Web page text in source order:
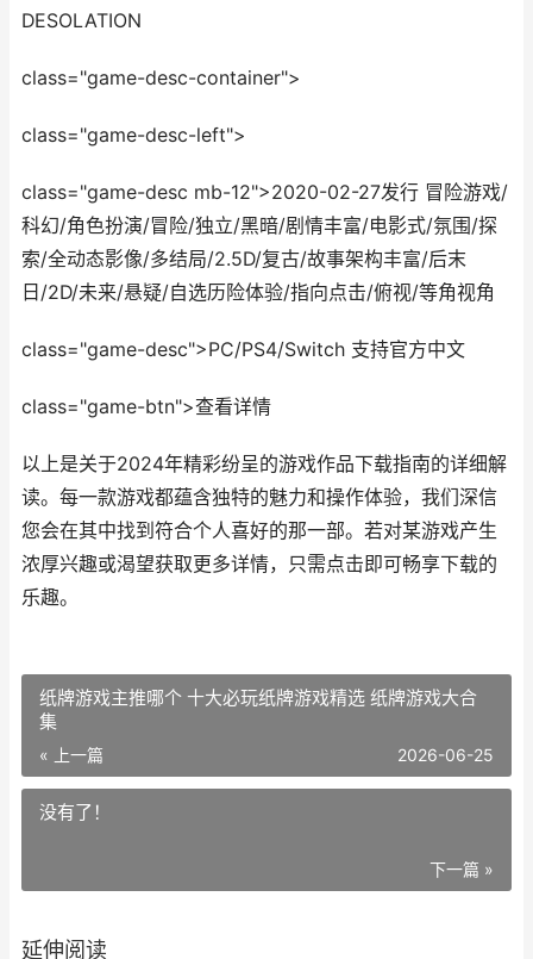
DESOLATION
class="game-desc-container">
class="game-desc-left">
class="game-desc mb-12">2020-02-27发行 冒险游戏/
科幻/角色扮演/冒险/独立/黑暗/剧情丰富/电影式/氛围/探
索/全动态影像/多结局/2.5D/复古/故事架构丰富/后末
日/2D/未来/悬疑/自选历险体验/指向点击/俯视/等角视角
class="game-desc">PC/PS4/Switch 支持官方中文
class="game-btn">查看详情
以上是关于2024年精彩纷呈的游戏作品下载指南的详细解
读。每一款游戏都蕴含独特的魅力和操作体验，我们深信
您会在其中找到符合个人喜好的那一部。若对某游戏产生
浓厚兴趣或渴望获取更多详情，只需点击即可畅享下载的
乐趣。
纸牌游戏主推哪个 十大必玩纸牌游戏精选 纸牌游戏大合
集
« 上一篇 2026-06-25
没有了！
下一篇 »
延伸阅读